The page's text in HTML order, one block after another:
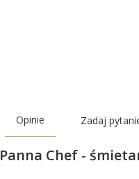
Opinie Zadaj
Chef -